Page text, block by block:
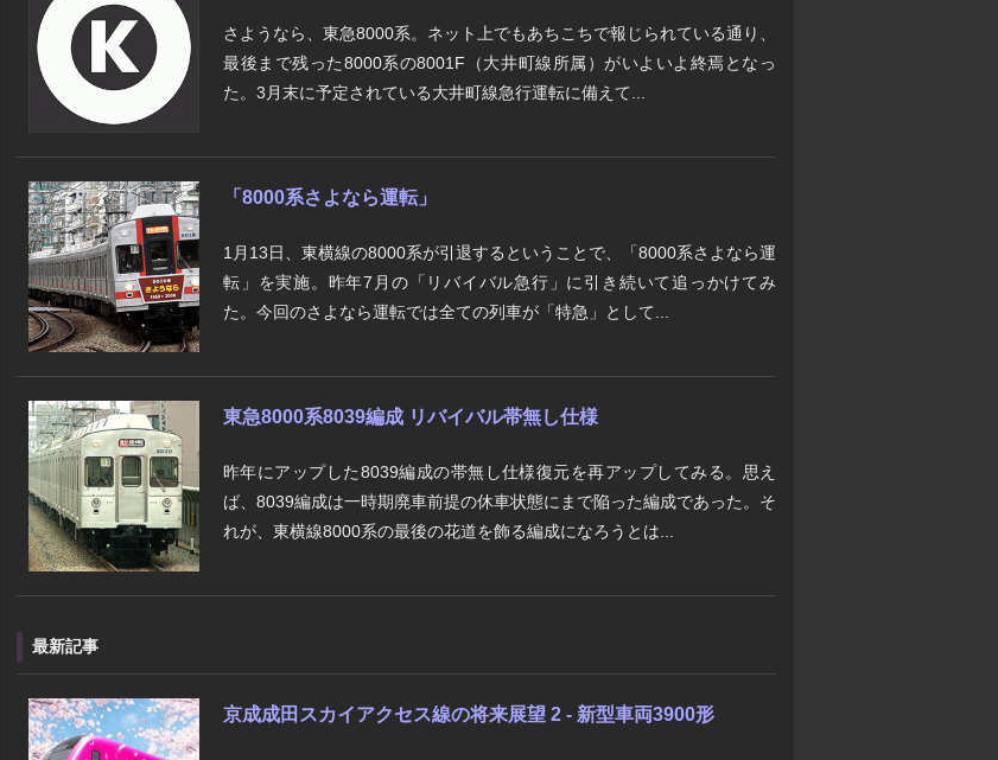
さようなら、東急8000系。ネット上でもあちこちで報じられている通り、
最後まで残った8000系の8001F（大井町線所属）がいよいよ終焉となっ
た。3月末に予定されている大井町線急行運転に備えて...
「8000系さよなら運転」
1月13日、東横線の8000系が引退するということで、「8000系さよなら運
転」を実施。昨年7月の「リバイバル急行」に引き続いて追っかけてみ
た。今回のさよなら運転では全ての列車が「特急」として...
東急8000系8039編成 リバイバル帯無し仕様
昨年にアップした8039編成の帯無し仕様復元を再アップしてみる。思え
ば、8039編成は一時期廃車前提の休車状態にまで陥った編成であった。そ
れが、東横線8000系の最後の花道を飾る編成になろうとは...
最新記事
京成成田スカイアクセス線の将来展望 2 - 新型車両3900形